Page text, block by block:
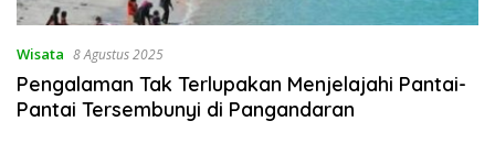
Wisata 8 Agustus 2025
Pengalaman Tak Terlupakan Menjelajahi Pantai-
Pantai Tersembunyi di Pangandaran